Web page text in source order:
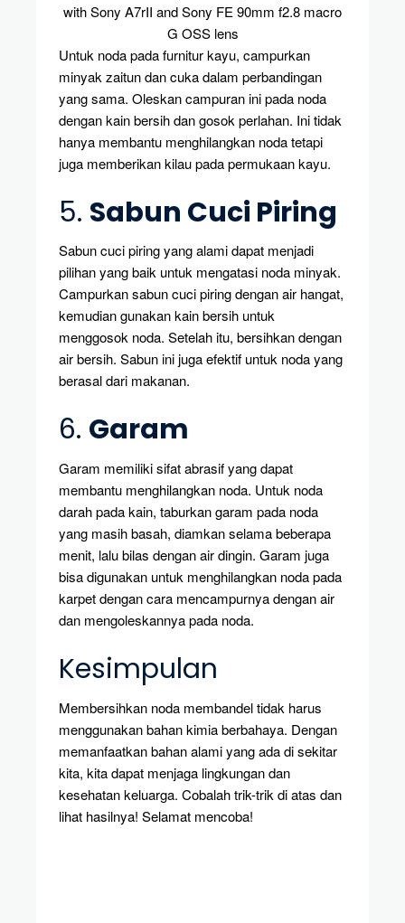
with Sony A7rII and Sony FE 90mm f2.8 macro
G OSS lens
Untuk noda pada furnitur kayu, campurkan
minyak zaitun dan cuka dalam perbandingan
yang sama. Oleskan campuran ini pada noda
dengan kain bersih dan gosok perlahan. Ini tidak
hanya membantu menghilangkan noda tetapi
juga memberikan kilau pada permukaan kayu.
5. Sabun Cuci Piring
Sabun cuci piring yang alami dapat menjadi
pilihan yang baik untuk mengatasi noda minyak.
Campurkan sabun cuci piring dengan air hangat,
kemudian gunakan kain bersih untuk
menggosok noda. Setelah itu, bersihkan dengan
air bersih. Sabun ini juga efektif untuk noda yang
berasal dari makanan.
6. Garam
Garam memiliki sifat abrasif yang dapat
membantu menghilangkan noda. Untuk noda
darah pada kain, taburkan garam pada noda
yang masih basah, diamkan selama beberapa
menit, lalu bilas dengan air dingin. Garam juga
bisa digunakan untuk menghilangkan noda pada
karpet dengan cara mencampurnya dengan air
dan mengoleskannya pada noda.
Kesimpulan
Membersihkan noda membandel tidak harus
menggunakan bahan kimia berbahaya. Dengan
memanfaatkan bahan alami yang ada di sekitar
kita, kita dapat menjaga lingkungan dan
kesehatan keluarga. Cobalah trik-trik di atas dan
lihat hasilnya! Selamat mencoba!